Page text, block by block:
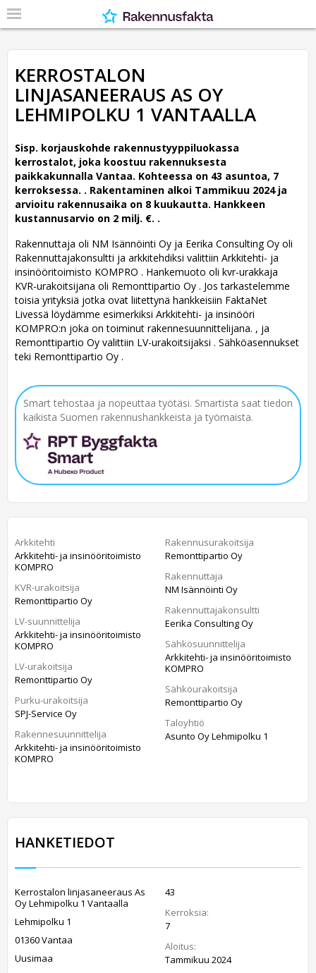
KERROSTALON
LINJASANEERAUS AS OY
LEHMIPOLKU 1 VANTAALLA
Sisp. korjauskohde rakennustyyppiluokassa
kerrostalot, joka koostuu rakennuksesta
paikkakunnalla Vantaa. Kohteessa on 43 asuntoa, 7
kerroksessa. . Rakentaminen alkoi Tammikuu 2024 ja
arvioitu rakennusaika on 8 kuukautta. Hankkeen
kustannusarvio on 2 milj. €. .
Rakennuttaja oli NM Isännöinti Oy ja Eerika Consulting Oy oli
Rakennuttajakonsultti ja arkkitehdiksi valittiin Arkkitehti- ja
insinööritoimisto KOMPRO . Hankemuoto oli kvr-urakkaja
KVR-urakoitsijana oli Remonttipartio Oy . Jos tarkastelemme
toisia yrityksiä jotka ovat liitettynä hankkeisiin FaktaNet
Livessä löydämme esimerkiksi Arkkitehti- ja insinööri
KOMPRO:n joka on toiminut rakennesuunnittelijana. , ja
Remonttipartio Oy valittiin LV-urakoitsijaksi . Sähköasennukset
teki Remonttipartio Oy .
Smart tehostaa ja nopeuttaa työtäsi. Smartista saat tiedon
kaikista Suomen rakennushankkeista ja työmaista.
Arkkitehti
Arkkitehti- ja insinööritoimisto
KOMPRO
KVR-urakoitsija
Remonttipartio Oy
LV-suunnittelija
Arkkitehti- ja insinööritoimisto
KOMPRO
LV-urakoitsija
Remonttipartio Oy
Purku-urakoitsija
SPJ-Service Oy
Rakennesuunnittelija
Arkkitehti- ja insinööritoimisto
KOMPRO
Rakennusurakoitsija
Remonttipartio Oy
Rakennuttaja
NM Isännöinti Oy
Rakennuttajakonsultti
Eerika Consulting Oy
Sähkösuunnittelija
Arkkitehti- ja insinööritoimisto
KOMPRO
Sähköurakoitsija
Remonttipartio Oy
Taloyhtiö
Asunto Oy Lehmipolku 1
HANKETIEDOT
Kerrostalon linjasaneeraus As
Oy Lehmipolku 1 Vantaalla
Lehmipolku 1
01360 Vantaa
Uusimaa
43
Kerroksia:
7
Aloitus:
Tammikuu 2024